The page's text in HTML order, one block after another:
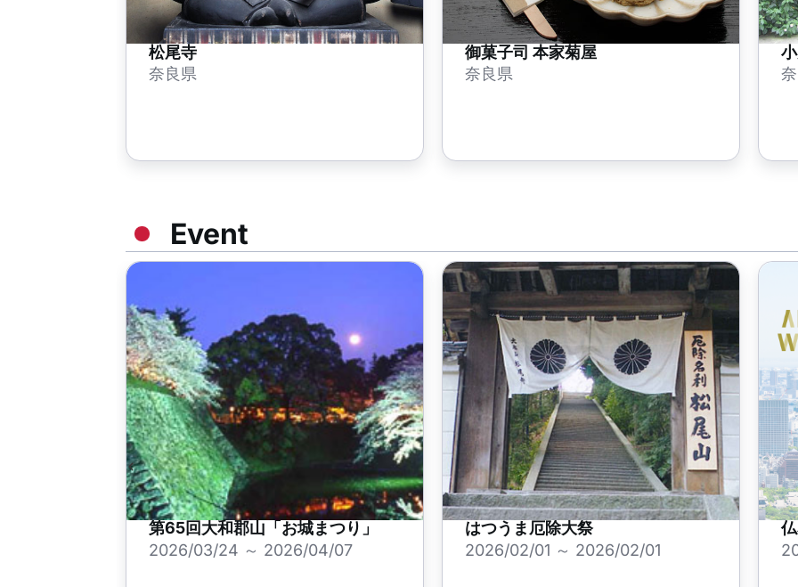
松尾寺
奈良県
御菓子司 本家菊屋
奈良県
Event
第65回大和郡山「お城まつり」
2026/03/24 ～ 2026/04/07
はつうま厄除大祭
2026/02/01 ～ 2026/02/01